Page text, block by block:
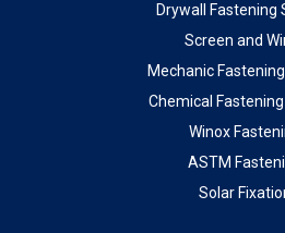
Drywall Fastening
Screen and
Mechanic
Chemical
Winox
ASTM
Solar